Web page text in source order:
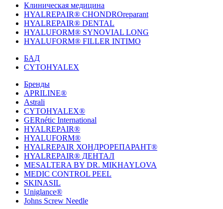
Клиническая медицина
HYALREPAIR® CHONDROreparant
HYALREPAIR® DENTAL
HYALUFORM® SYNOVIAL LONG
HYALUFORM® FILLER INTIMO
БАД
CYTOHYALEX
Бренды
APRILINE®
Astrali
CYTOHYALEX®
GERnétic International
HYALREPAIR®
HYALUFORM®
HYALREPAIR ХОНДРОРЕПАРАНТ®
HYALREPAIR® ДЕНТАЛ
MESALTERA BY DR. MIKHAYLOVA
MEDIC CONTROL PEEL
SKINASIL
Uniglance®
Johns Screw Needle